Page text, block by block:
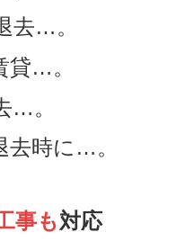
去…。
貸…。
…。
去時に…。
事も対応